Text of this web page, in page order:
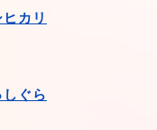
カリ
ぐら